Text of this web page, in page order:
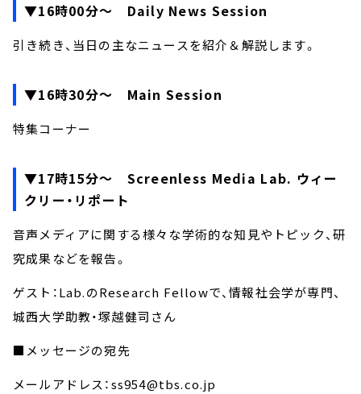
▼16時00分～ Daily News Session
引き続き、当日の主なニュースを紹介＆解説します。
▼16時30分～ Main Session
特集コーナー
▼17時15分～ Screenless Media Lab. ウィー
クリー・リポート
音声メディアに関する様々な学術的な知見やトピック、研
究成果などを報告。
ゲスト：Lab.のResearch Fellowで、情報社会学が専門、
城西大学助教・塚越健司さん
■メッセージの宛先
メールアドレス：ss954@tbs.co.jp